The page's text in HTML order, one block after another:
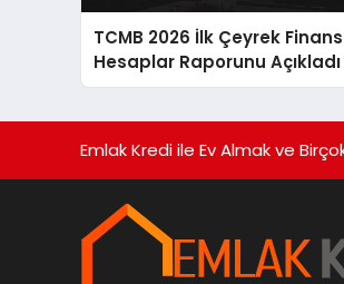
TCMB 2026 İlk Çeyrek
Hesaplar Raporunu Açıkladı
Emlak Kredi ile Ev Almak ve